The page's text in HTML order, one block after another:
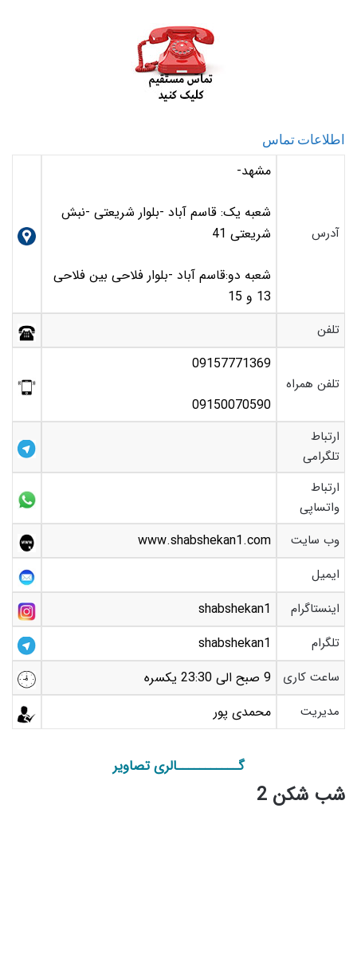
اطلاعات تماس
آدرس
مشهد-
شعبه یک: قاسم آباد -بلوار شریعتی -نبش
شریعتی 41
شعبه دو:قاسم آباد -بلوار فلاحی بین فلاحی
13 و 15
تلفن
تلفن همراه
09157771369
09150070590
ارتباط
تلگرامی
ارتباط
واتساپی
وب سایت
www.shabshekan1.com
ایمیل
اینستاگرام
shabshekan1
تلگرام shabshekan1
ساعت کاری 9 صبح الی 23:30 یکسره
مدیریت محمدی پور
گـــــــــــالری تصاویر
شب شکن 2